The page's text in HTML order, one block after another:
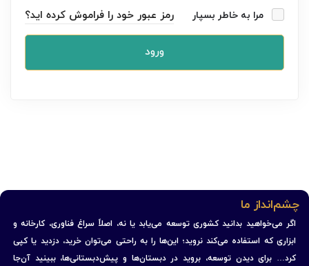
مرا به خاطر بسپار رمز عبور خود را فراموش کرده اید؟
ورود
چشم‌انداز ما
اگر می‌خواهید بدانید کشوری توسعه می‌یابد یا نه، اصلاً سراغ فناوری، کارخانه و
ابزاری که استفاده می‌کند نروید؛ این‌ها را به راحتی می‌توان خرید، دزدید یا کپی
کرد… برای دیدن توسعه، بروید در دبستان‌ها و پیش‌دبستانی‌ها، ببینید آن‌جا